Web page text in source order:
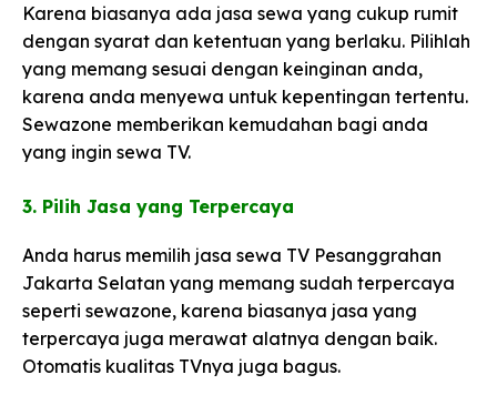
Karena biasanya ada jasa sewa yang cukup rumit
dengan syarat dan ketentuan yang berlaku. Pilihlah
yang memang sesuai dengan keinginan anda,
karena anda menyewa untuk kepentingan tertentu.
Sewazone memberikan kemudahan bagi anda
yang ingin sewa TV.
3. Pilih Jasa yang Terpercaya​
Anda harus memilih jasa sewa TV Pesanggrahan
Jakarta Selatan yang memang sudah terpercaya
seperti sewazone, karena biasanya jasa yang
terpercaya juga merawat alatnya dengan baik.
Otomatis kualitas TVnya juga bagus.